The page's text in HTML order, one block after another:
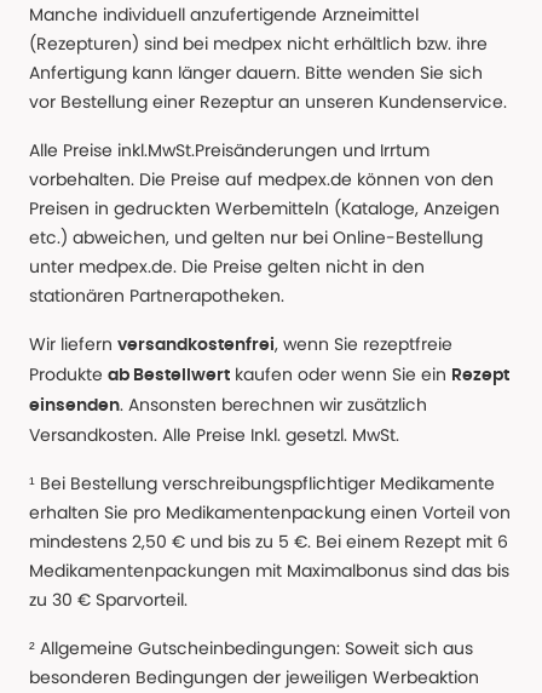
Manche individuell anzufertigende Arzneimittel
(Rezepturen) sind bei medpex nicht erhältlich bzw. ihre
Anfertigung kann länger dauern. Bitte wenden Sie sich
vor Bestellung einer Rezeptur an unseren Kundenservice.
Alle Preise inkl.MwSt.Preisänderungen und Irrtum
vorbehalten. Die Preise auf medpex.de können von den
Preisen in gedruckten Werbemitteln (Kataloge, Anzeigen
etc.) abweichen, und gelten nur bei Online-Bestellung
unter medpex.de. Die Preise gelten nicht in den
stationären Partnerapotheken.
Wir liefern versandkostenfrei, wenn Sie rezeptfreie
Produkte ab Bestellwert kaufen oder wenn Sie ein Rezept
einsenden. Ansonsten berechnen wir zusätzlich
Versandkosten. Alle Preise Inkl. gesetzl. MwSt.
¹ Bei Bestellung verschreibungspflichtiger Medikamente
erhalten Sie pro Medikamentenpackung einen Vorteil von
mindestens 2,50 € und bis zu 5 €. Bei einem Rezept mit 6
Medikamentenpackungen mit Maximalbonus sind das bis
zu 30 € Sparvorteil.
² Allgemeine Gutscheinbedingungen: Soweit sich aus
besonderen Bedingungen der jeweiligen Werbeaktion